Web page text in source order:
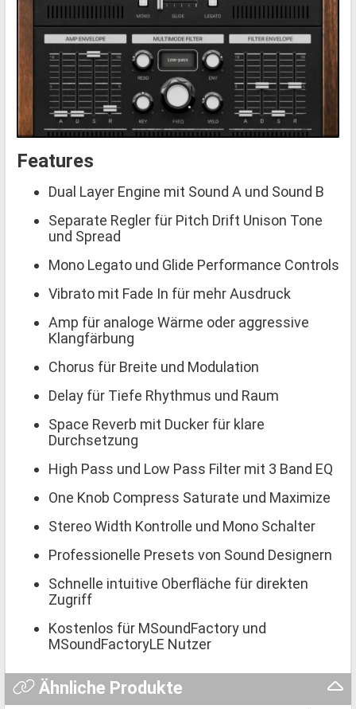
Features
Dual Layer Engine mit Sound A und Sound B
Separate Regler für Pitch Drift Unison Tone
und Spread
Mono Legato und Glide Performance Controls
Vibrato mit Fade In für mehr Ausdruck
Amp für analoge Wärme oder aggressive
Klangfärbung
Chorus für Breite und Modulation
Delay für Tiefe Rhythmus und Raum
Space Reverb mit Ducker für klare
Durchsetzung
High Pass und Low Pass Filter mit 3 Band EQ
One Knob Compress Saturate und Maximize
Stereo Width Kontrolle und Mono Schalter
Professionelle Presets von Sound Designern
Schnelle intuitive Oberfläche für direkten
Zugriff
Kostenlos für MSoundFactory und
MSoundFactoryLE Nutzer
Ähnliche Produkte